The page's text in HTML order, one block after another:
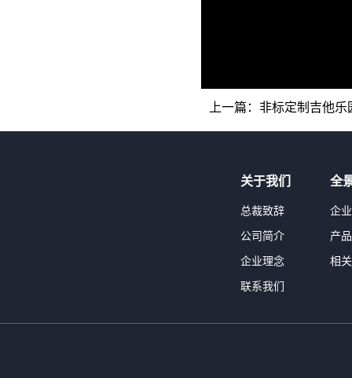
上一篇： 非标定制吉他乐
关于我们
总裁致辞
公司简介
企业理念
联系我们
全
企
产
相